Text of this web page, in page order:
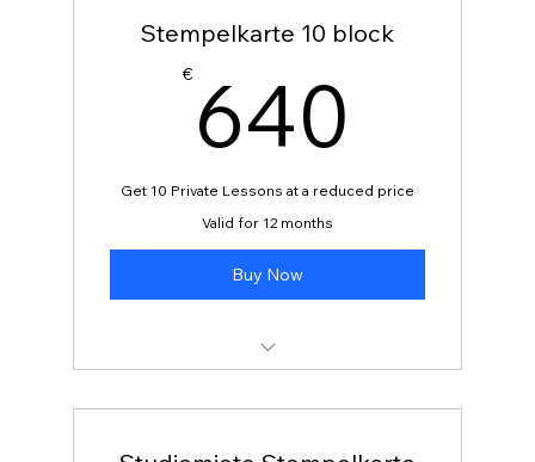
Stempelkarte 10 block
€ 640
Get 10 Private Lessons at a reduced price
Valid for 12 months
Buy Now